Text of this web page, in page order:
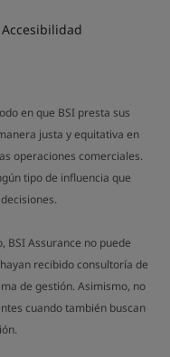
Accesibilidad
en que BSI presta sus
justa y equitativa en
operaciones comerciales.
tipo de influencia que
BSI Assurance no puede
recibido consultoría de
de gestión. Asimismo, no
cuando también buscan